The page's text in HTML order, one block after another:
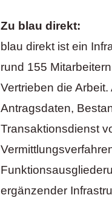
Zu blau direkt:
blau direkt ist ein
rund 155
Vertrieben die
Antragsdaten,
Transaktionsdienst
ergänzender